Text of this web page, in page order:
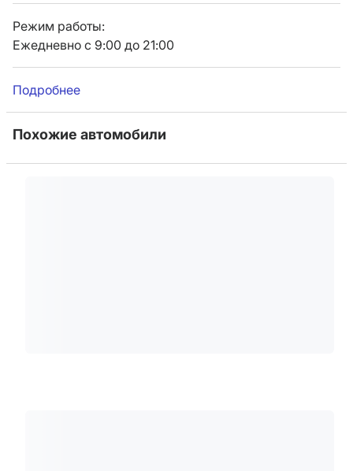
Режим работы:
Ежедневно с 9:00 до 21:00
Подробнее
Похожие автомобили